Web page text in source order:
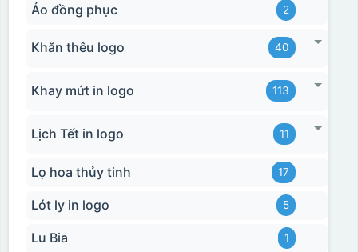
Áo đồng phục 2
Khăn thêu logo 40
Khay mứt in logo 113
Lịch Tết in logo 11
Lọ hoa thủy tinh 17
Lót ly in logo 5
Lu Bia 1